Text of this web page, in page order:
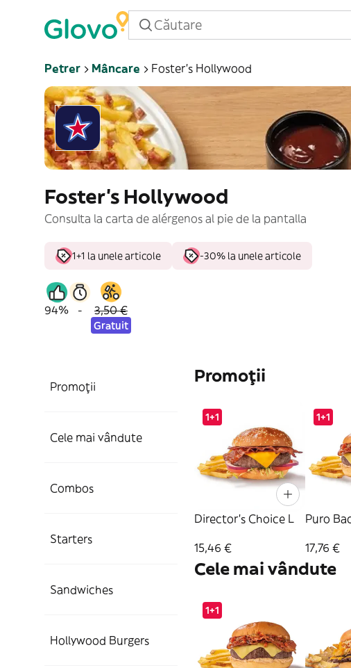
Petrer Mâncare Foster's Hollywood
Foster's Hollywood
Consulta la carta de alérgenos al pie de la pantalla
1+1 la unele articole -30% la unele articole
94% - 3,50 €
Gratuit
Promoții
Cele mai vândute
Combos
Starters
Sandwiches
Hollywood Burgers
Promoții
1+1
Director's Choice L
15,46 €
1+1
Puro
17,76 €
Cele mai vândute
1+1